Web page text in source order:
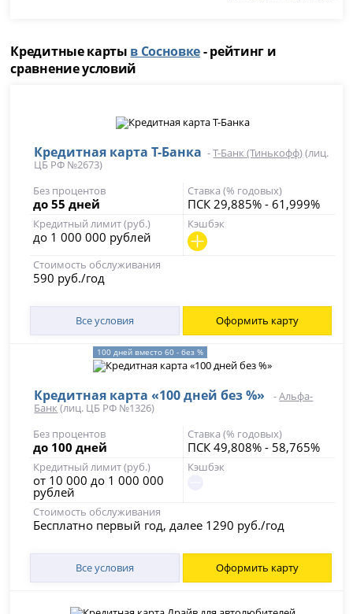
Кредитные карты в Сосновке- рейтинг и
сравнение условий
Кредитная карта Т-Банка -Т-Банк (Тинькофф)(лиц.
ЦБ РФ №2673)
Без процентов
до 55 дней
Ставка (% годовых)
ПСК 29,885% - 61,999%
Кредитный лимит (руб.)
до 1 000 000 рублей
Кэшбэк
Стоимость обслуживания
590 руб./год
Все условия Оформить карту
100 дней вместо 60 - без %
Кредитная карта «100 дней без %» -Альфа-
Банк (лиц. ЦБ РФ №1326)
Без процентов
до 100 дней
Ставка (% годовых)
ПСК 49,808% - 58,765%
Кредитный лимит (руб.)
от 10 000 до 1 000 000
рублей
Кэшбэк
Стоимость обслуживания
Бесплатно первый год, далее 1290 руб./год
Все условия Оформить карту